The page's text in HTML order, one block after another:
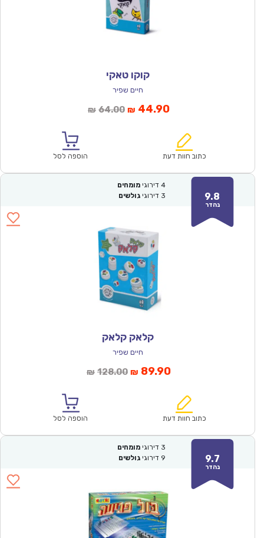
קוקו טאקי
חיים שפיר
₪ 64.00המחיר
₪64.00.
₪ 44.90המחיר
הוא:
כתוב חוות דעת הוספה לסל
9.8
נהדר
4 דירוגי מומחים
3 דירוגי גולשים
קלאק קלאק
חיים שפיר
₪ 128.00המחיר
₪128.00.
₪ 89.90המחיר
הוא:
כתוב חוות דעת הוספה לסל
9.7
נהדר
3 דירוגי מומחים
9 דירוגי גולשים